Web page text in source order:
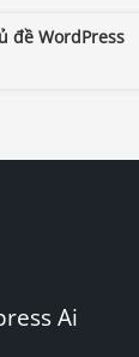
đề WordPress
Ai